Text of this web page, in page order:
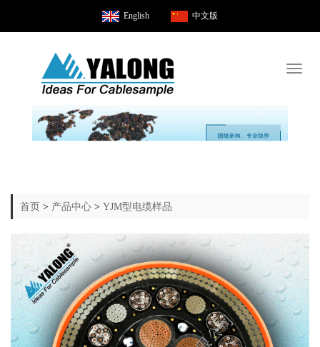
English 中文版
首页 > 产品中心 > YJM型电缆样品